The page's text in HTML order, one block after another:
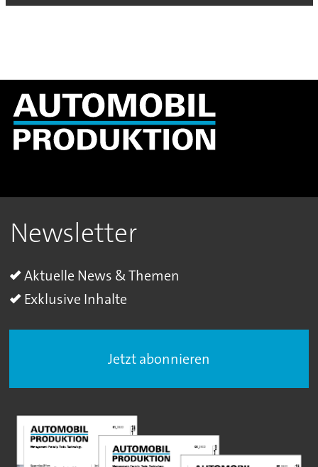
Newsletter
Aktuelle News & Themen
Exklusive Inhalte
Jetzt abonnieren